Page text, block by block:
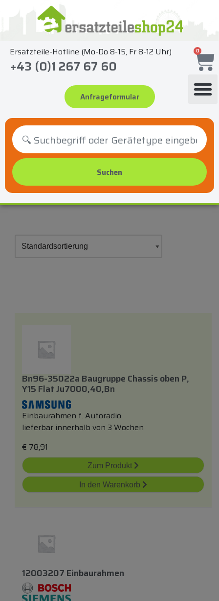
springen
Ersatzteile-Hotline (Mo-Do 8-15, Fr 8-12 Uhr)
+43 (0)1 267 67 60
Anfrageformular
0
Bn96-35022a Baugruppe Chassisoben P,
Y15 Flat Ju7000,40,bn
Einbaurahmen f. Autoradio
lieferbar innerhalb von 3 Wochen
€ 78,91
Zum Produkt
In den Warenkorb
12003207 Einbaurahmen